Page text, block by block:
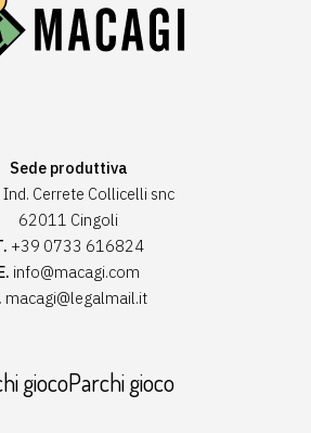
Sede produttiva
Cerrete Collicelli snc
62011 Cingoli
+39 0733 616824
info@macagi.com
macagi@legalmail.it
giocoParchi gioco